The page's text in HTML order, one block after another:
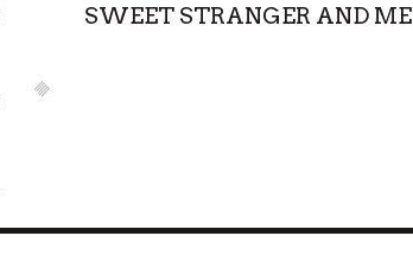
SWEET STRANGER AND ME